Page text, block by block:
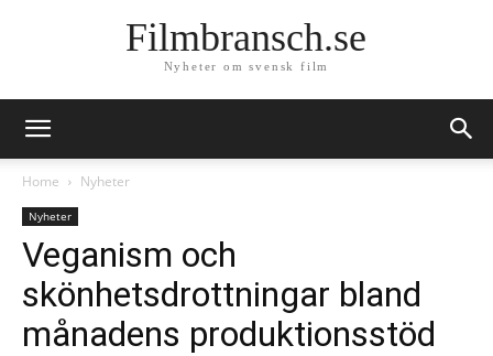
Filmbransch.se
Nyheter om svensk film
Home Nyheter
Nyheter
Veganism och
skönhetsdrottningar bland
månadens produktionsstöd